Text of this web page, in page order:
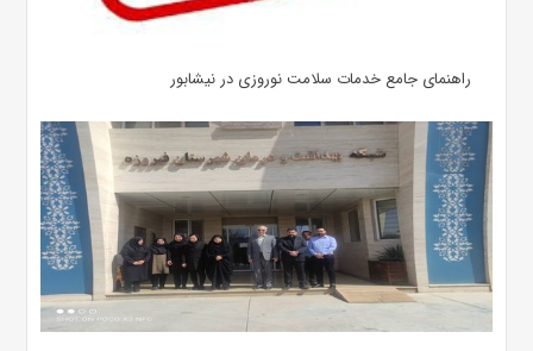
راهنمای جامع خدمات سلامت نوروزی در نیشابور